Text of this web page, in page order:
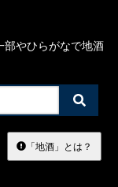
部やひらがなで地酒
検
索
る
「地酒」とは？